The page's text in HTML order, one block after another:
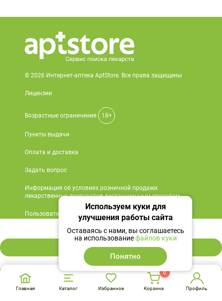
912 ₽
В корзину
© 2026 Интернет-аптека AptStore. Все права защищены
Лицензии
Возрастные ограничения 18+
Пункты выдачи
Оплата и доставка
Задать вопрос
Информация об условиях розничной продажи
лекарственных препаратов дистанционным способом
Пользовательское соглашение
Политика по обработке ПД
Политика использования Cookies
Контактные данные
О компании
Главная Каталог Избранное Корзина
0
Профиль
Используем куки для
улучшения работы сайта
Оставаясь с нами, вы соглашаетесь
на использованиефайлов куки
Понятно